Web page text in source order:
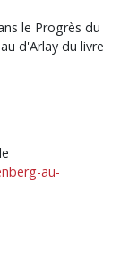
le Progrès du
d'Arlay du livre
au-